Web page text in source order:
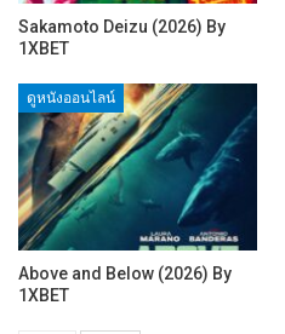
Sakamoto Deizu (2026) By
1XBET
ดูหนังออนไลน์
Above and Below (2026) By
1XBET